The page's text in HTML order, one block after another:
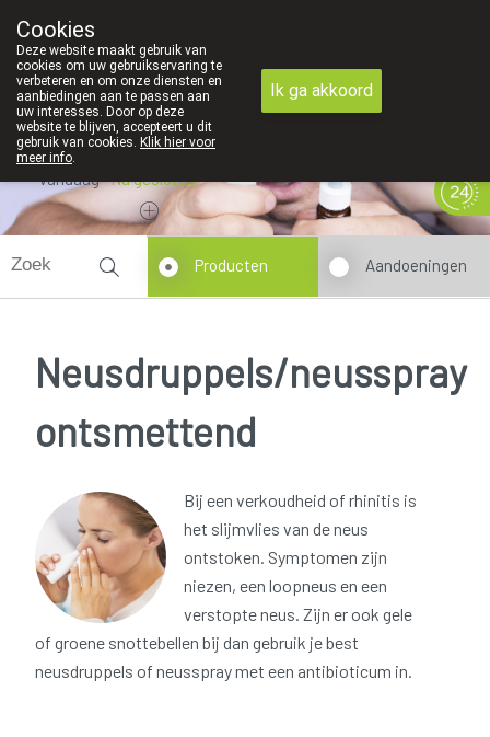
Vandaag Nugesloten
Producten Aandoeningen
Neusdruppels/neusspray
ontsmettend
Bij een verkoudheid of rhinitis is
het slijmvlies van de neus
ontstoken. Symptomen zijn
niezen, een loopneus en een
verstopte neus. Zijn er ook gele
of groene snottebellen bij dan gebruik je best
neusdruppels of neusspray met een antibioticum in.
Cookies
Deze website maakt gebruik van
cookies om uw gebruikservaring te
verbeteren en om onze diensten en
aanbiedingen aan te passen aan
uw interesses. Door op deze
website te blijven, accepteert u dit
gebruik van cookies. Klik hier voor
meer info.
Ik ga akkoord